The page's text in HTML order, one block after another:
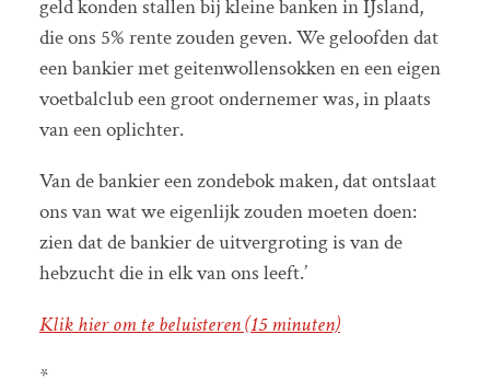
geld konden stallen bij kleine banken in IJsland,
die ons 5% rente zouden geven. We geloofden dat
een bankier met geitenwollensokken en een eigen
voetbalclub een groot ondernemer was, in plaats
van een oplichter.
Van de bankier een zondebok maken, dat ontslaat
ons van wat we eigenlijk zouden moeten doen:
zien dat de bankier de uitvergroting is van de
hebzucht die in elk van ons leeft.’
Klik hier om te beluisteren (15 minuten)
*